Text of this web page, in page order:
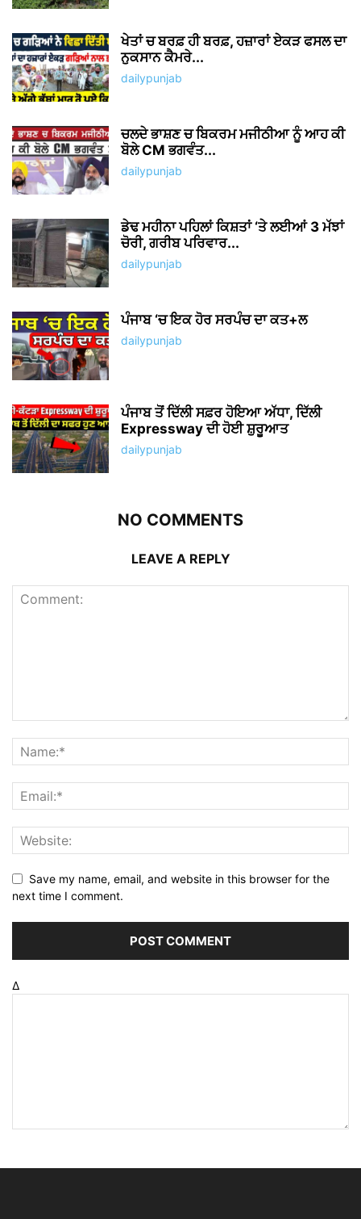
ਖੇਤਾਂ ਚ ਬਰਫ਼ ਹੀ ਬਰਫ਼, ਹਜ਼ਾਰਾਂ ਏਕੜ ਫਸਲ ਦਾ
ਨੁਕਸਾਨ ਕੈਮਰੇ...
dailypunjab
ਚਲਦੇ ਭਾਸ਼ਣ ਚ ਬਿਕਰਮ ਮਜੀਠੀਆ ਨੂੰ ਆਹ ਕੀ
ਬੋਲੇ CM ਭਗਵੰਤ...
dailypunjab
ਡੇਢ ਮਹੀਨਾ ਪਹਿਲਾਂ ਕਿਸ਼ਤਾਂ ‘ਤੇ ਲਈਆਂ 3 ਮੱਝਾਂ
ਚੋਰੀ, ਗਰੀਬ ਪਰਿਵਾਰ...
dailypunjab
ਪੰਜਾਬ ‘ਚ ਇਕ ਹੋਰ ਸਰਪੰਚ ਦਾ ਕਤ+ਲ
dailypunjab
ਪੰਜਾਬ ਤੋਂ ਦਿੱਲੀ ਸਫ਼ਰ ਹੋਇਆ ਅੱਧਾ, ਦਿੱਲੀ
Expressway ਦੀ ਹੋਈ ਸ਼ੁਰੂਆਤ
dailypunjab
NO COMMENTS
LEAVE A REPLY
Save my name, email, and website in this browser for the
next time I comment.
Δ